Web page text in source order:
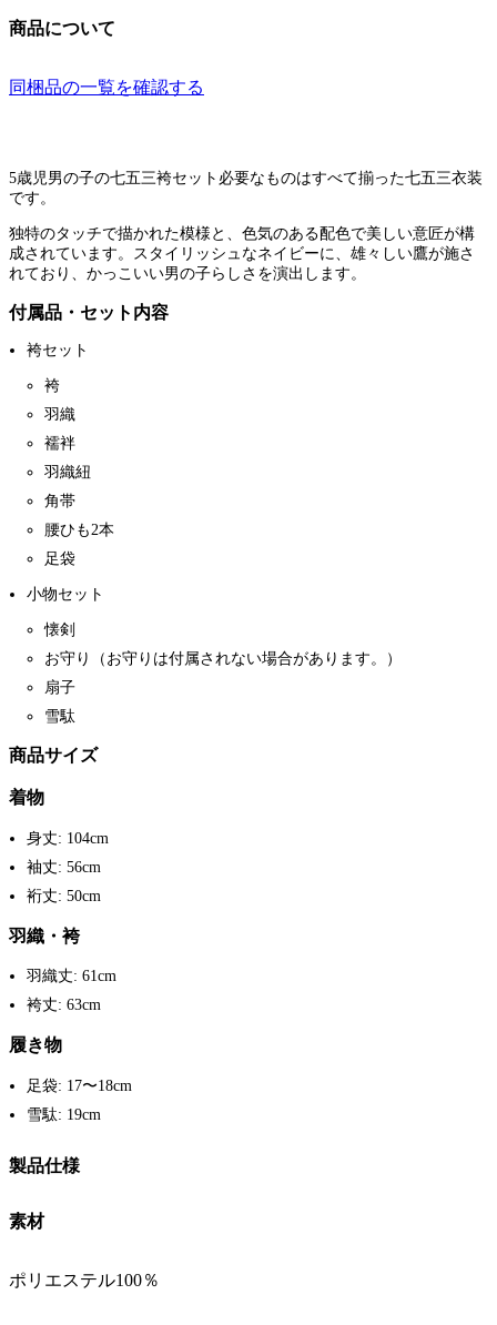
商品について
同梱品の一覧を確認する
5歳児男の子の七五三袴セット必要なものはすべて揃った七五三衣装
です。
独特のタッチで描かれた模様と、色気のある配色で美しい意匠が構
成されています。スタイリッシュなネイビーに、雄々しい鷹が施さ
れており、かっこいい男の子らしさを演出します。
付属品・セット内容
袴セット
袴
羽織
襦袢
羽織紐
角帯
腰ひも2本
足袋
小物セット
懐剣
お守り（お守りは付属されない場合があります。）
扇子
雪駄
商品サイズ
着物
身丈: 104cm
袖丈: 56cm
裄丈: 50cm
羽織・袴
羽織丈: 61cm
袴丈: 63cm
履き物
足袋: 17〜18cm
雪駄: 19cm
製品仕様
素材
ポリエステル100％